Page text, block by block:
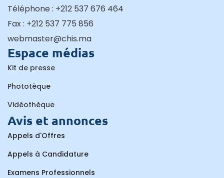
Téléphone : +212 537 676 464
Fax : +212 537 775 856
webmaster@chis.ma
Espace médias
Kit de presse
Phototèque
Vidéothèque
Avis et annonces
Appels d'Offres
Appels à Candidature
Examens Professionnels